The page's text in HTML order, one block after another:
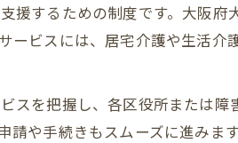
安心につなげる方法
覧の活用法と探し方
するための制度です。大阪
ビスには、居宅介護や生活介
スを把握し、各区役所または
や手続きもスムーズに進みます